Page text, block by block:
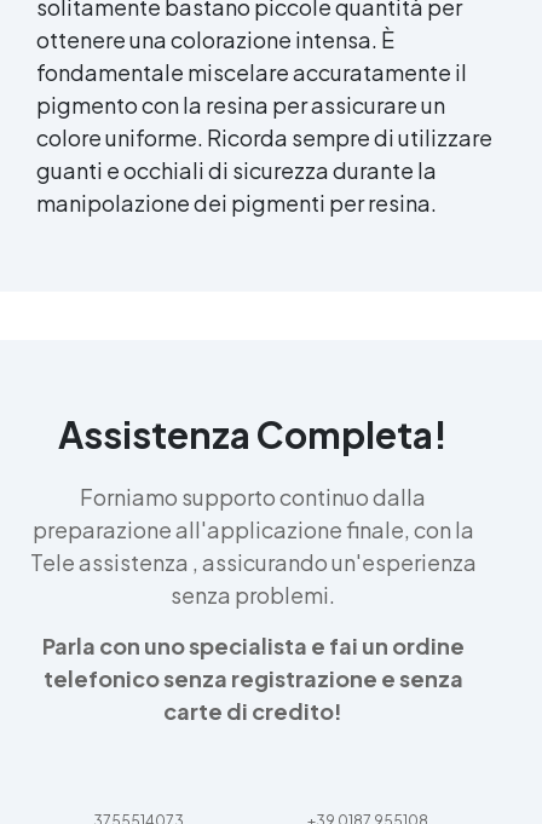
solitamente bastano piccole quantità per
ottenere una colorazione intensa. È
fondamentale miscelare accuratamente il
pigmento con la resina per assicurare un
colore uniforme. Ricorda sempre di utilizzare
guanti e occhiali di sicurezza durante la
manipolazione dei pigmenti per resina.
Assistenza Completa!
Forniamo supporto continuo dalla
preparazione all'applicazione finale, con la
Tele assistenza , assicurando un'esperienza
senza problemi.
Parla con uno specialista e fai un ordine
telefonico senza registrazione e senza
carte di credito!